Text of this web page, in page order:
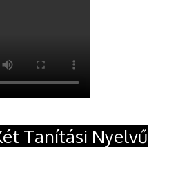
Tanítási Nyelvű